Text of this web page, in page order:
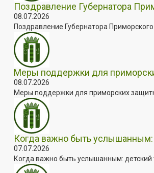
Поздравление Губернатора
08.07.2026
Поздравление Губернатора
Меры поддержки для
08.07.2026
Меры поддержки для приморских
Когда важно быть услышанным:
07.07.2026
Когда важно быть услышанным: детский